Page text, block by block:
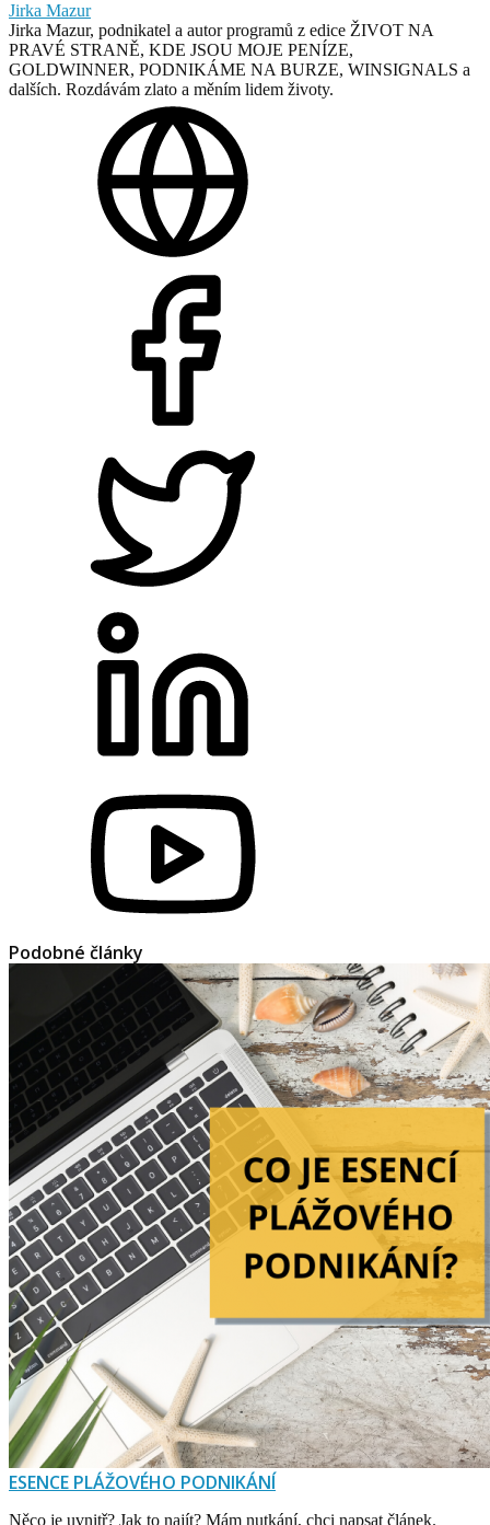
Jirka Mazur
Jirka Mazur, podnikatel a autor programů z edice ŽIVOT NA
PRAVÉ STRANĚ, KDE JSOU MOJE PENÍZE,
GOLDWINNER, PODNIKÁME NA BURZE, WINSIGNALS a
dalších. Rozdávám zlato a měním lidem životy.
Podobné články
ESENCE PLÁŽOVÉHO PODNIKÁNÍ
Něco je uvnitř? Jak to najít? Mám nutkání, chci napsat článek.